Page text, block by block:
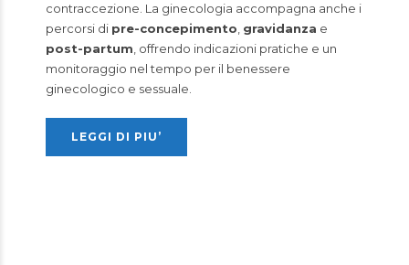
contraccezione. La ginecologia accompagna anche i
percorsi di pre-concepimento gravidanza e
post-partum , offrendo indicazioni pratiche e un
monitoraggio nel tempo per il benessere
ginecologico e sessuale.
LEGGI DI PIU’